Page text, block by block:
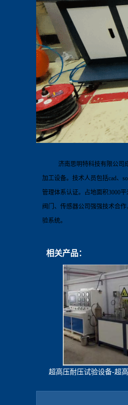
济南思明特科技有限公司
加工设备。技术人员包括cad、
管理体系认证。占地面积3000平
阀门、传感器公司强强技术合
验系统。
相关产品：
超高压耐压试验设备-超